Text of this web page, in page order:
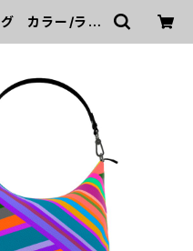
グ カラー/ライ